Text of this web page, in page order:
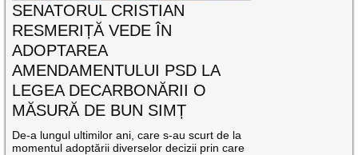
SENATORUL CRISTIAN
RESMERIȚĂ VEDE ÎN
ADOPTAREA
AMENDAMENTULUI PSD LA
LEGEA DECARBONĂRII O
MĂSURĂ DE BUN SIMȚ
De-a lungul ultimilor ani, care s-au scurt de la
momentul adoptării diverselor decizii prin care